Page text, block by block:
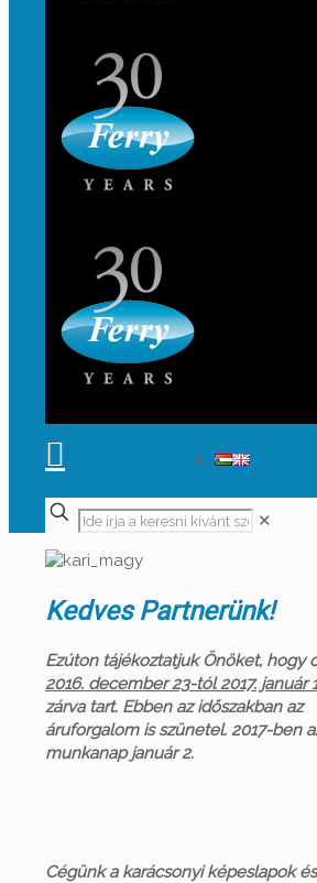
✕
Kedves Partnerünk!
Ezúton tájékoztatjuk Önöket, hogy
2016. december 23-tól 2017. január
zárva tart. Ebben az időszakban az
áruforgalom is szünetel. 2017-ben
munkanap január 2.
Cégünk a karácsonyi képeslapok